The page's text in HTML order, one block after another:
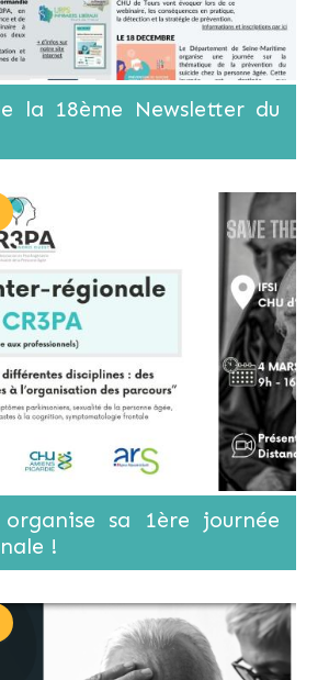
la 18ème Newsletter du
organise sa 1ère journée
!